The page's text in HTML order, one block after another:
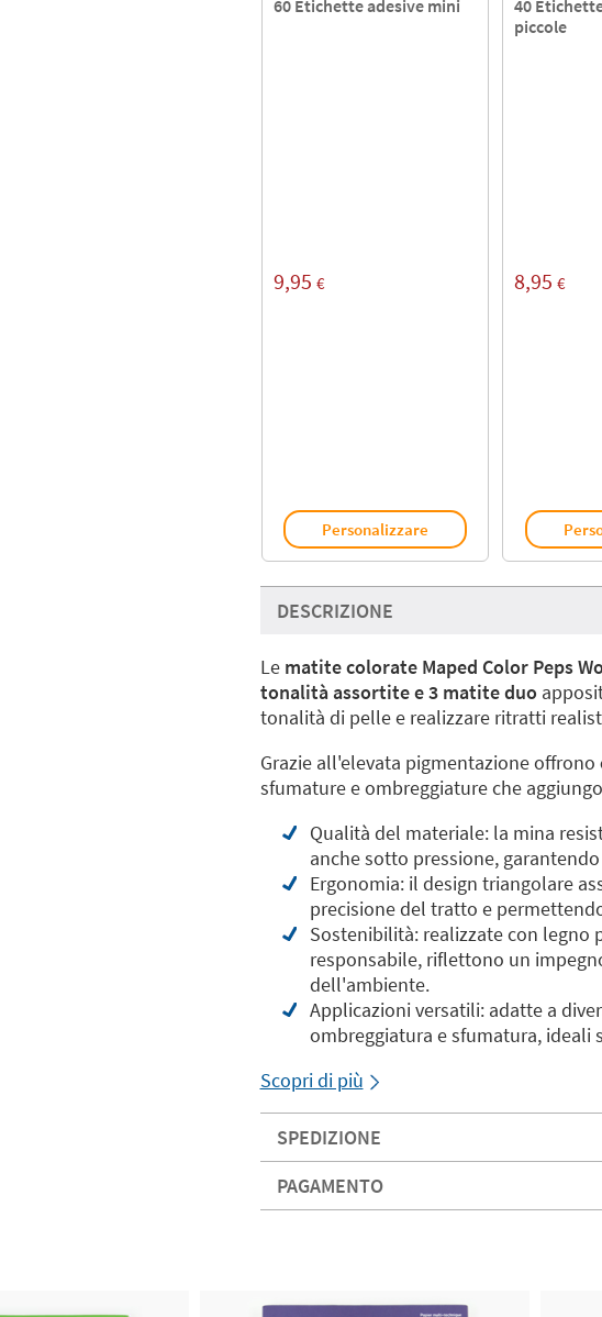
60 Etichette adesive mini
9,95 €
Personalizzare
40
piccole
8,95 €
DESCRIZIONE
Le matite colorate Maped Color Peps
tonalità assortite e 3 matite duo
tonalità di pelle e realizzare ritratti
Grazie all'elevata pigmentazione offrono
sfumature e ombreggiature che
Qualità del materiale: la mina
anche sotto pressione,
Ergonomia: il design triangolare
precisione del tratto e
Sostenibilità: realizzate con legno
responsabile, riflettono un
dell'ambiente.
Applicazioni versatili: adatte a
ombreggiatura e sfumatura, ideali
Scopri di più
SPEDIZIONE
PAGAMENTO